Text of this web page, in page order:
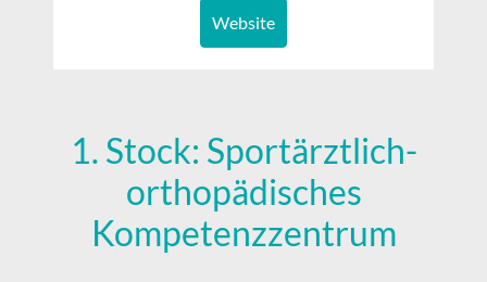
Website
1. Stock: Sportärztlich-
orthopädisches
Kompetenzzentrum